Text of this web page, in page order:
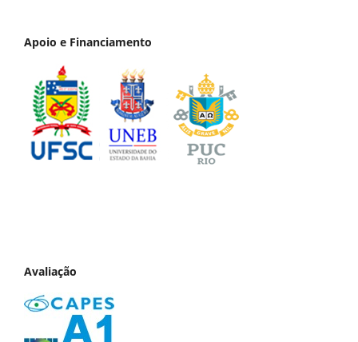
Apoio e Financiamento
Avaliação